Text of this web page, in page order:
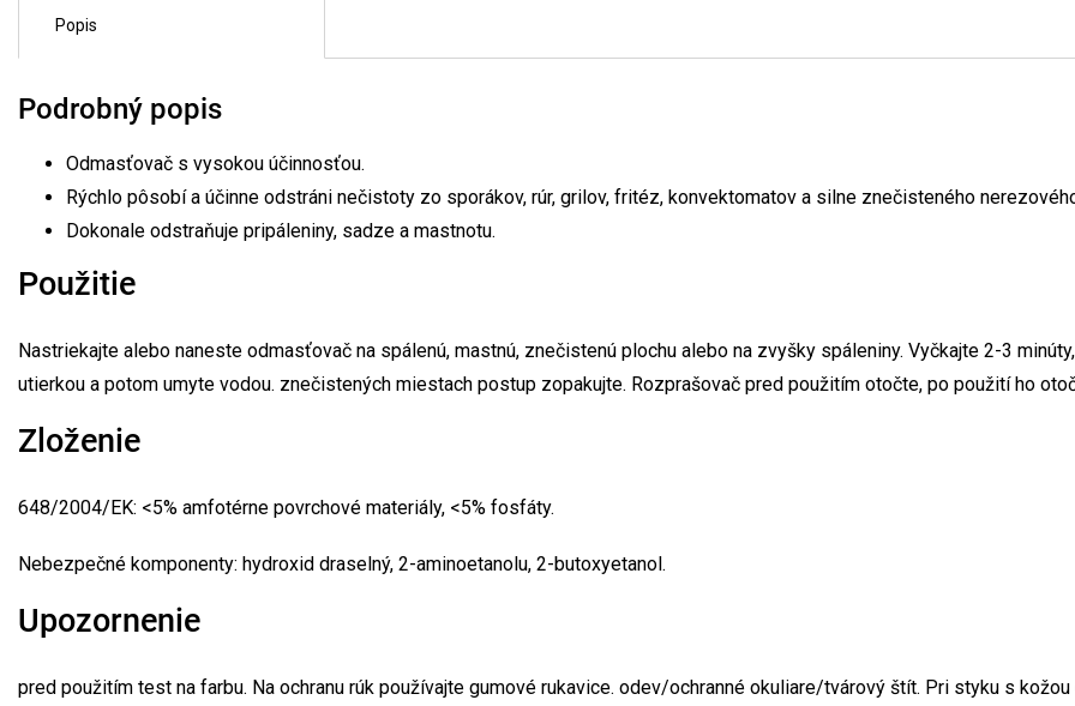
Popis
Podrobný popis
Odmasťovač s vysokou účinnosťou.
Rýchlo pôsobí a účinne odstráni nečistoty zo sporákov, rúr, grilov, fritéz, konvektomatov a silne znečisteného
Dokonale odstraňuje pripáleniny, sadze a mastnotu.
Použitie
Nastriekajte alebo naneste odmasťovač na spálenú, mastnú, znečistenú plochu alebo na zvyšky spáleniny. Vyčkajte 2-3
utierkou a potom umyte vodou. znečistených miestach postup zopakujte. Rozprašovač pred použitím otočte, po použití ho
Zloženie
648/2004/EK: <5% amfotérne povrchové materiály, <5% fosfáty.
Nebezpečné komponenty: hydroxid draselný, 2-aminoetanolu, 2-butoxyetanol.
Upozornenie
pred použitím test na farbu. Na ochranu rúk používajte gumové rukavice. odev/ochranné okuliare/tvárový štít. Pri styku s